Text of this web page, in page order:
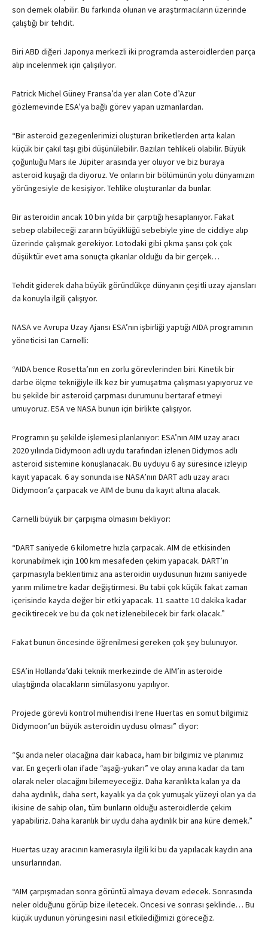
son demek olabilir. Bu farkında olunan ve araştırmacıların üzerinde
çalıştığı bir tehdit.
Biri ABD diğeri Japonya merkezli iki programda asteroidlerden parça
alıp incelenmek için çalışılıyor.
Patrick Michel Güney Fransa’da yer alan Cote d’Azur
gözlemevinde ESA’ya bağlı görev yapan uzmanlardan.
“Bir asteroid gezegenlerimizi oluşturan briketlerden arta kalan
küçük bir çakıl taşı gibi düşünülebilir. Bazıları tehlikeli olabilir. Büyük
çoğunluğu Mars ile Jüpiter arasında yer oluyor ve biz buraya
asteroid kuşağı da diyoruz. Ve onların bir bölümünün yolu dünyamızın
yörüngesiyle de kesişiyor. Tehlike oluşturanlar da bunlar.
Bir asteroidin ancak 10 bin yılda bir çarptığı hesaplanıyor. Fakat
sebep olabileceği zararın büyüklüğü sebebiyle yine de ciddiye alıp
üzerinde çalışmak gerekiyor. Lotodaki gibi çıkma şansı çok çok
düşüktür evet ama sonuçta çıkanlar olduğu da bir gerçek…
Tehdit giderek daha büyük göründükçe dünyanın çeşitli uzay ajansları
da konuyla ilgili çalışıyor.
NASAve Avrupa Uzay Ajansı ESA’nın işbirliği yaptığı AIDAprogramının
yöneticisi Ian Carnelli:
“AIDAbence Rosetta’nın en zorlu görevlerinden biri. Kinetik bir
darbe ölçme tekniğiyle ilk kez bir yumuşatma çalışması yapıyoruz ve
bu şekilde bir asteroid çarpması durumunu bertaraf etmeyi
umuyoruz. ESAve NASAbunun için birlikte çalışıyor.
Programın şu şekilde işlemesi planlanıyor: ESA’nın AIM uzay aracı
2020 yılında Didymoon adlı uydu tarafından izlenen Didymos adlı
asteroid sistemine konuşlanacak. Bu uyduyu 6 ay süresince izleyip
kayıt yapacak. 6 ay sonunda ise NASA’nın DARTadlı uzay aracı
Didymoon’a çarpacak ve AIM de bunu da kayıt altına alacak.
Carnelli büyük bir çarpışma olmasını bekliyor:
“DARTsaniyede 6 kilometre hızla çarpacak. AIM de etkisinden
korunabilmek için 100 km mesafeden çekim yapacak. DART’ın
çarpmasıyla beklentimiz ana asteroidin uıydusunun hızını saniyede
yarım milimetre kadar değiştirmesi. Bu tabii çok küçük fakat zaman
içerisinde kayda değer bir etki yapacak. 11 saatte 10 dakika kadar
geciktirecek ve bu da çok net izlenebilecek bir fark olacak.”
Fakat bunun öncesinde öğrenilmesi gereken çok şey bulunuyor.
ESA’in Hollanda’daki teknik merkezinde de AIM’in asteroide
ulaştığında olacakların simülasyonu yapılıyor.
Projede görevli kontrol mühendisi Irene Huertas en somut bilgimiz
Didymoon’un büyük asteroidin uydusu olması” diyor:
“Şu anda neler olacağına dair kabaca, ham bir bilgimiz ve planımız
var. En geçerli olan ifade “aşağı-yukarı” ve olay anına kadar da tam
olarak neler olacağını bilemeyeceğiz. Daha karanlıkta kalan ya da
daha aydınlık, daha sert, kayalık ya da çok yumuşak yüzeyi olan ya da
ikisine de sahip olan, tüm bunların olduğu asteroidlerde çekim
yapabiliriz. Daha karanlık bir uydu daha aydınlık bir ana küre demek.”
Huertas uzay aracının kamerasıyla ilgili ki bu da yapılacak kaydın ana
unsurlarından.
“AIM çarpışmadan sonra görüntü almaya devam edecek. Sonrasında
neler olduğunu görüp bize iletecek. Öncesi ve sonrası şeklinde… Bu
küçük uydunun yörüngesini nasıl etkilediğimizi göreceğiz.